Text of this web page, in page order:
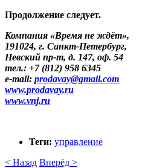
Продолжение следует.
Компания «Время не ждёт»,
191024, г. Санкт-Петербург,
Невский пр-т, д. 147, оф. 54
тел.: +7 (812) 958 6345
e-mail: prodavay​@​gmail.com
www.prodavay.ru
www.vnj.ru
Теги: управление
< Назад Вперёд >